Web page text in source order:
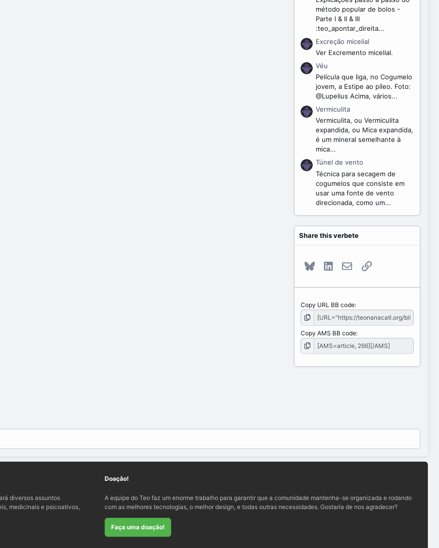
método popular de bolos -
Parte I & II & III
:teo_apontar_direita...
Excreção micelial
Ver Excremento micelial.
Véu
Película que liga, no Cogumelo
jovem, a Estipe ao píleo. Foto:
@Lupelius Acima, vários...
Vermiculita
Vermiculita, ou Vermiculita
expandida, ou Mica expandida,
é um mineral semelhante à
mica...
Túnel de vento
Técnica para secagem de
cogumelos que consiste em
usar uma fonte de vento
direcionada, como um...
Share this verbete
Bluesky LinkedInE-mailLink
Copy URL BB code
Copy AMS BB code
diversos assuntos
medicinais e psicoativos,
Doação!
A equipe do Teo faz um enorme trabalho para garantir que a comunidade mantenha-se organizada e rodando
com as melhores tecnologias, o melhor design, e todas outras necessidades. Gostaria de nos agradecer?
Faça uma doação!